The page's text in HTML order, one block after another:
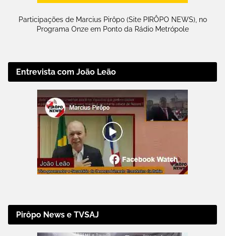
Participações de Marcius Pirôpo (Site PIRÔPO NEWS), no
Programa Onze em Ponto da Rádio Metrópole
Entrevista com João Leão
Pirôpo News e TVSAJ